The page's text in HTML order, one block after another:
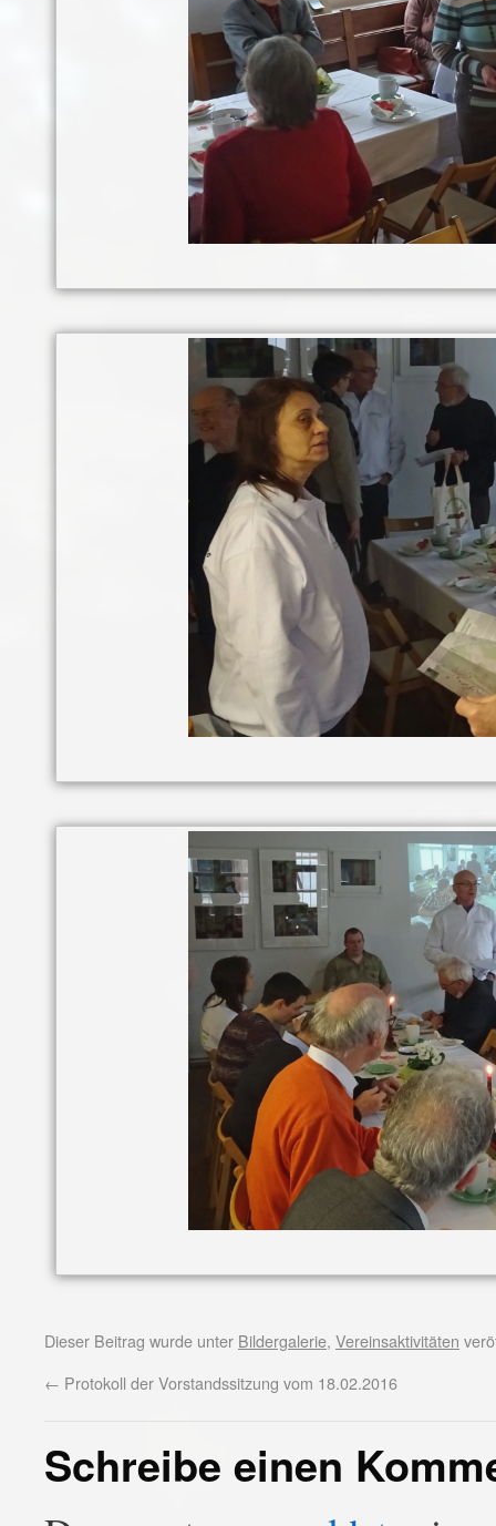
Dieser Beitrag wurde unter Bildergalerie, Vereinsaktivitäten
← Protokoll der Vorstandssitzung vom 18.02.2016
Schreibe einen